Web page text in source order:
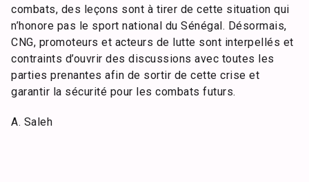
combats, des leçons sont à tirer de cette situation qui
n’honore pas le sport national du Sénégal. Désormais,
CNG, promoteurs et acteurs de lutte sont interpellés et
contraints d’ouvrir des discussions avec toutes les
parties prenantes afin de sortir de cette crise et
garantir la sécurité pour les combats futurs.
A. Saleh